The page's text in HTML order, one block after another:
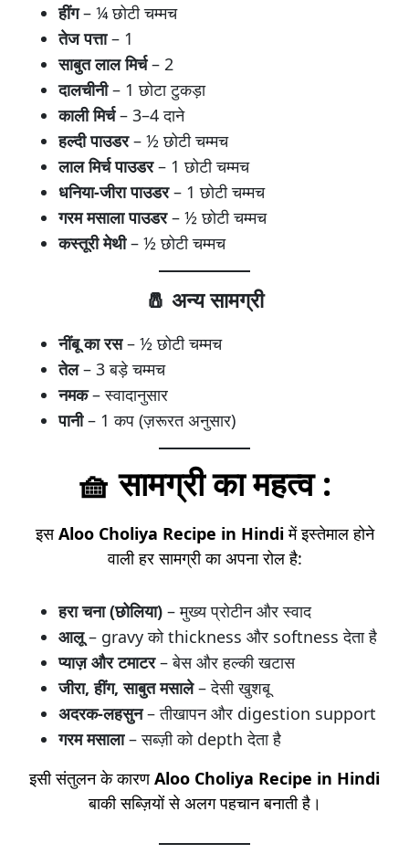
हींग– ¼ छोटी चम्मच
तेज पत्ता– 1
साबुत लाल मिर्च– 2
दालचीनी– 1 छोटा टुकड़ा
काली मिर्च– 3–4 दाने
हल्दी पाउडर– ½ छोटी चम्मच
लाल मिर्च पाउडर– 1 छोटी चम्मच
धनिया-जीरा पाउडर– 1 छोटी चम्मच
गरम मसाला पाउडर– ½ छोटी चम्मच
कस्तूरी मेथी– ½ छोटी चम्मच
🧂 अन्य सामग्री
नींबू का रस– ½ छोटी चम्मच
तेल– 3 बड़े चम्मच
नमक– स्वादानुसार
पानी– 1 कप (ज़रूरत अनुसार)
🧺 सामग्री का महत्व :
इसAloo Choliya Recipe in Hindiमें इस्तेमाल होने
वाली हर सामग्री का अपना रोल है:
हरा चना (छोलिया) – मुख्य प्रोटीन और स्वाद
आलू– gravy को thickness और softness देता है
प्याज़ और टमाटर– बेस और हल्की खटास
जीरा, हींग, साबुत मसाले– देसी खुशबू
अदरक-लहसुन– तीखापन और digestion support
गरम मसाला– सब्ज़ी को depth देता है
इसी संतुलन के कारणAloo Choliya Recipe in Hindi
बाकी सब्ज़ियों से अलग पहचान बनाती है।